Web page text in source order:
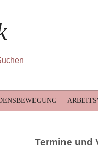
Termine und